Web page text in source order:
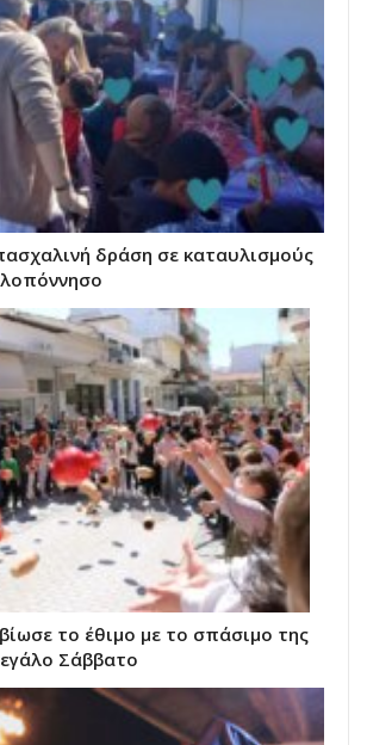
δράση σε καταυλισμούς
το έθιμο με το σπάσιμο της
Σάββατο